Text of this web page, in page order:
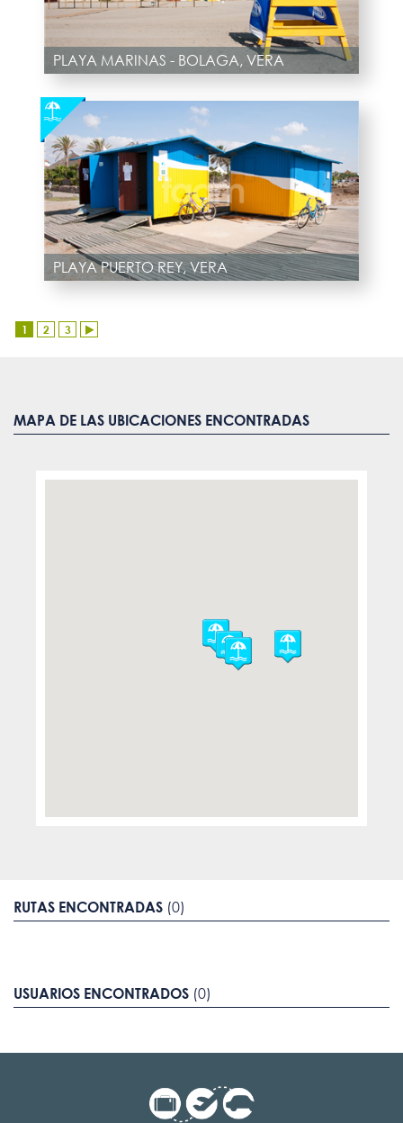
PLAYA MARINAS - BOLAGA, VERA
PLAYA PUERTO REY, VERA
1 2 3
MAPA DE LAS UBICACIONES ENCONTRADAS
RUTAS ENCONTRADAS (0)
USUARIOS ENCONTRADOS (0)